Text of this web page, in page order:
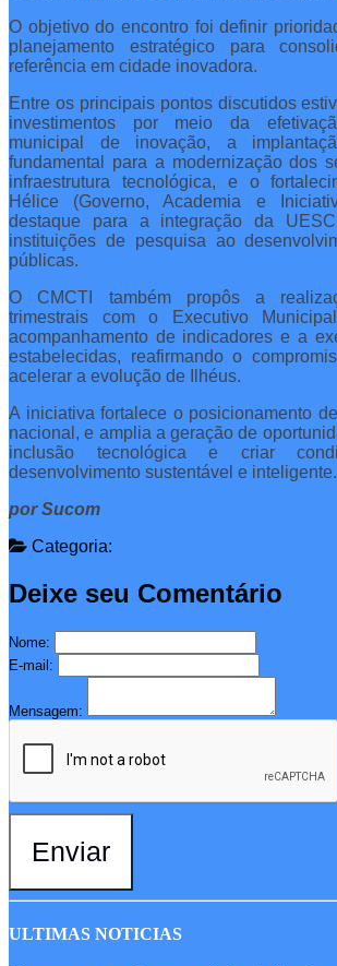
O objetivo do encontro foi definir
planejamento estratégico para
referência em cidade inovadora.
Entre os principais pontos discutidos
investimentos por meio da
municipal de inovação, a
fundamental para a modernização dos
infraestrutura tecnológica, e o
Hélice (Governo, Academia e
destaque para a integração da
instituições de pesquisa ao
públicas.
O CMCTI também propôs a
trimestrais com o Executivo
acompanhamento de indicadores e a
estabelecidas, reafirmando o
acelerar a evolução de Ilhéus.
A iniciativa fortalece o posicionamento
nacional, e amplia a geração de
inclusão tecnológica e criar
desenvolvimento sustentável e inteligente.
por Sucom
Categoria:
Deixe seu Comentário
Nome:
E-mail:
Mensagem:
Enviar
ULTIMAS NOTICIAS